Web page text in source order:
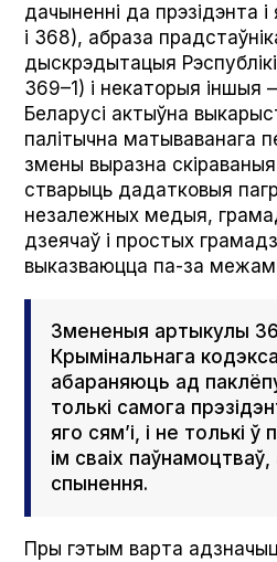
дачыненні да прэзідэнта
і 368), абраза
дыскрэдытацыя
369–1) і некаторыя іншыя
Беларусі актыўна
палітычна матываванага
змены выразна
стварыць дадатковыя
незалежных медыя,
дзеячаў і простых
выказваюцца па-за
Змененыя артыкулы
Крымінальнага
абараняюць ад
толькі самога
яго сям’і, і не толькі
ім сваіх паўнамоцтваў,
спынення.
Пры гэтым варта